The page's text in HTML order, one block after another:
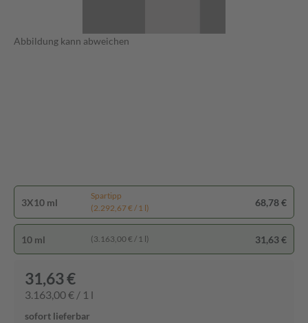
Abbildung kann abweichen
3X10 ml
Spartipp
(2.292,67 € / 1 l)
68,78 €
10 ml (3.163,00 € / 1 l) 31,63 €
31,63 €
3.163,00 € / 1 l
sofort lieferbar